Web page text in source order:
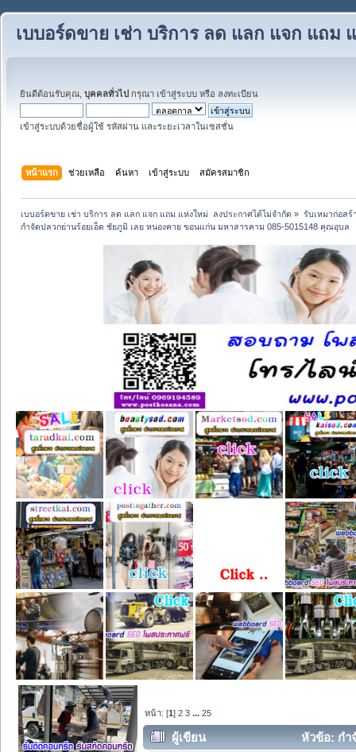
เบบอร์ดขาย เช่า บริการ ลด แลก แจก แถม
ยินดีต้อนรับคุณ, บุคคลทั่วไป กรุณา เข้าสู่ระบบ หรือ ลงทะเบียน
เข้าสู่ระบบด้วยชื่อผู้ใช้ รหัสผ่าน และระยะเวลาในเซสชั่น
หน้าแรก ช่วยเหลือ ค้นหา เข้าสู่ระบบ สมัครสมาชิก
เบบอร์ดขาย เช่า บริการ ลด แลก แจก แถม แห่งใหม่  ลงประกาศได้ไม่จำกัด » รับเหมาก่อสร้
กำจัดปลวกย่านร้อยเอ็ด ชัยภูมิ เลย หนองคาย ขอนแก่น มหาสารคาม 085-5015148 คุณอุบล
หน้า: [1]2 3 ...25
ผู้เขียน
หัวข้อ: กำ